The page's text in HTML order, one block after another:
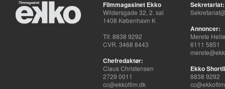
Filmmagasinet Ekko
Wildersgade 32, 2. sal
1408 København K
Tlf. 8838 9292
CVR. 3468 8443
Chefredaktør:
Claus Christensen
2729 0011
cc@ekkofilm.dk
Sekretariat:
Annoncer:
Merete
6111 5851
Ekko
8838 9292